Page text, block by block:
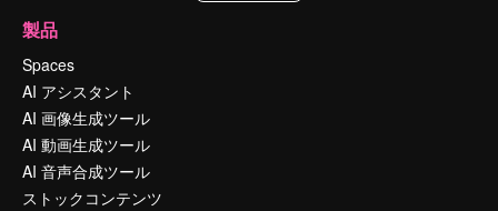
製品
Spaces
AI アシスタント
AI 画像生成ツール
AI 動画生成ツール
AI 音声合成ツール
ストックコンテンツ